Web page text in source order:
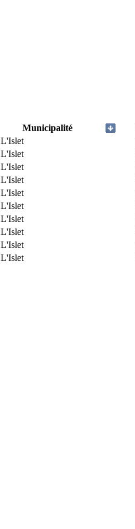
Municipalité
L'Islet
L'Islet
L'Islet
L'Islet
L'Islet
L'Islet
L'Islet
L'Islet
L'Islet
L'Islet